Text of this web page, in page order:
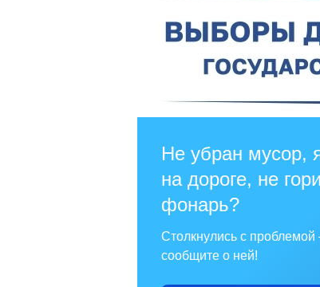
Не убран мусор,
на дороге, не
фонарь?
Столкнулись с
сообщите о ней!